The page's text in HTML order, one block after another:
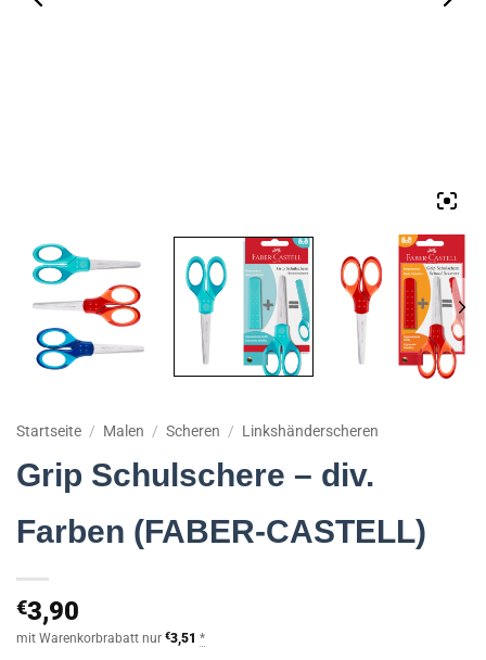
Startseite / Malen / Scheren / Linkshänderscheren
Grip Schulschere – div.
Farben (FABER-CASTELL)
€3,90
mit Warenkorbrabatt nur €3,51 *